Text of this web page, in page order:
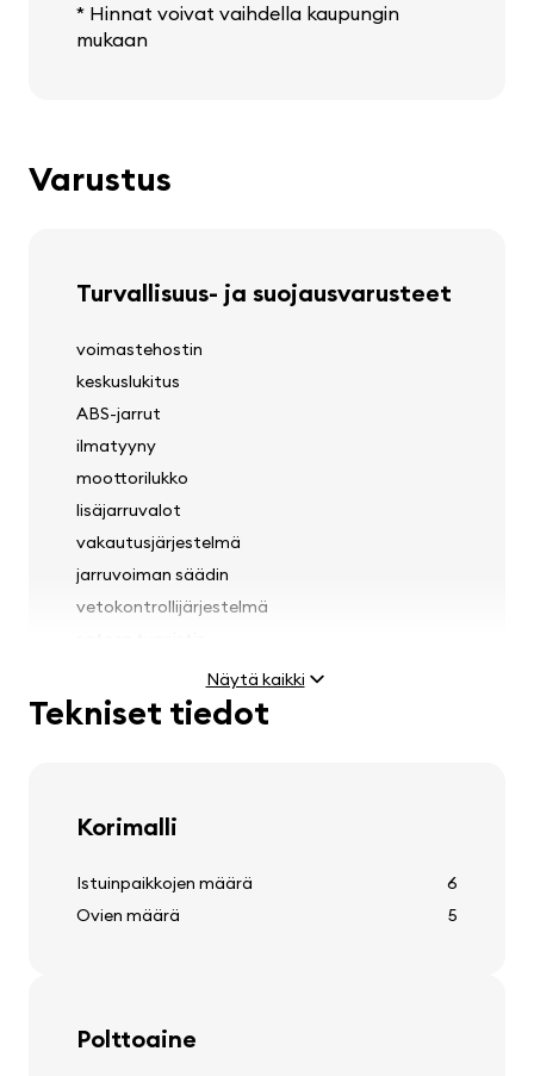
* Hinnat voivat vaihdella kaupungin
mukaan
Varustus
Turvallisuus- ja suojausvarusteet
voimastehostin
keskuslukitus
ABS-jarrut
ilmatyyny
moottorilukko
lisäjarruvalot
vakautusjärjestelmä
jarruvoiman säädin
vetokontrollijärjestelmä
integroitu lastenistuimet
ajovalojen korkeuden säätö
etuajovalojen pesurit
Renkaat ja vanteet
Näytä kaikki
Tekniset tiedot
Korimalli
Istuinpaikkojen määrä
6
Ovien määrä
5
Polttoaine